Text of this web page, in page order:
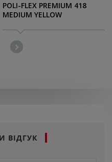
POLI-FLEX PREMIUM 418
MEDIUM YELLOW
ВІДГУК